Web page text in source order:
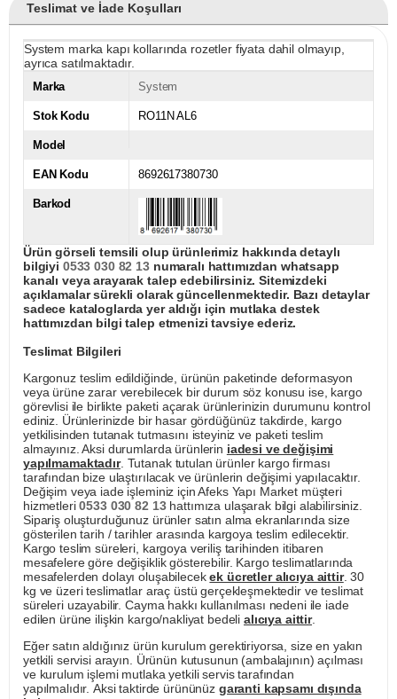
Teslimat ve İade Koşulları
System marka kapı kollarında rozetler fiyata dahil olmayıp,
ayrıca satılmaktadır.
Marka System
Stok Kodu RO11N AL6
Model
EAN Kodu 8692617380730
Barkod
Ürün görseli temsili olup ürünlerimiz hakkında detaylı
bilgiyi 0533 030 82 13numaralı hattımızdan whatsapp
kanalı veya arayarak talep edebilirsiniz. Sitemizdeki
açıklamalar sürekli olarak güncellenmektedir. Bazı detaylar
sadece kataloglarda yer aldığı için mutlaka destek
hattımızdan bilgi talep etmenizi tavsiye ederiz.
Teslimat Bilgileri
Kargonuz teslim edildiğinde, ürünün paketinde deformasyon
veya ürüne zarar verebilecek bir durum söz konusu ise, kargo
görevlisi ile birlikte paketi açarak ürünlerinizin durumunu kontrol
ediniz. Ürünlerinizde bir hasar gördüğünüz takdirde, kargo
yetkilisinden tutanak tutmasını isteyiniz ve paketi teslim
almayınız. Aksi durumlarda ürünlerin iadesi ve değişimi
yapılmamaktadır. Tutanak tutulan ürünler kargo firması
tarafından bize ulaştırılacak ve ürünlerin değişimi yapılacaktır.
Değişim veya iade işleminiz için Afeks Yapı Market müşteri
hizmetleri0533 030 82 13hattımıza ulaşarak bilgi alabilirsiniz.
Sipariş oluşturduğunuz ürünler satın alma ekranlarında size
gösterilen tarih / tarihler arasında kargoya teslim edilecektir.
Kargo teslim süreleri, kargoya veriliş tarihinden itibaren
mesafelere göre değişiklik gösterebilir. Kargo teslimatlarında
mesafelerden dolayı oluşabilecekek ücretler alıcıya aittir. 30
kg ve üzeri teslimatlar araç üstü gerçekleşmektedir ve teslimat
süreleri uzayabilir. Cayma hakkı kullanılması nedeni ile iade
edilen ürüne ilişkin kargo/nakliyat bedeli alıcıya aittir.
Eğer satın aldığınız ürün kurulum gerektiriyorsa, size en yakın
yetkili servisi arayın. Ürünün kutusunun (ambalajının) açılması
ve kurulum işlemi mutlaka yetkili servis tarafından
yapılmalıdır. Aksi taktirde ürününüz garanti kapsamı dışında